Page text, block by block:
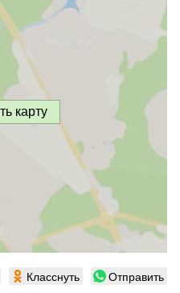
карту
Класснуть
Отправить